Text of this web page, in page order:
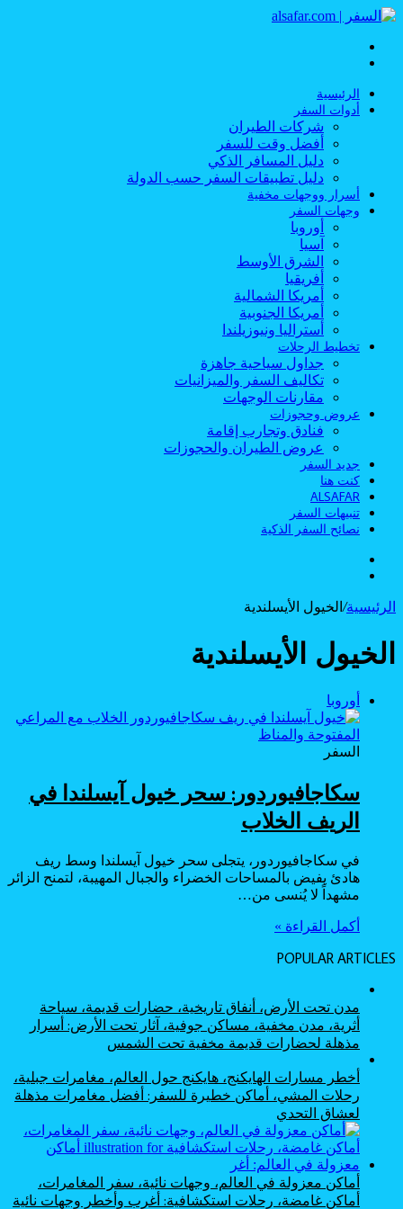
الرئيسية
أدوات السفر
شركات الطيران
أفضل وقت للسفر
دليل المسافر الذكي
دليل تطبيقات السفر حسب الدولة
أسرار ووجهات مخفية
وجهات السفر
أوروبا
آسيا
الشرق الأوسط
أفريقيا
أمريكا الشمالية
أمريكا الجنوبية
أستراليا ونيوزيلندا
تخطيط الرحلات
جداول سياحية جاهزة
تكاليف السفر والميزانيات
مقارنات الوجهات
عروض وحجوزات
فنادق وتجارب إقامة
عروض الطيران والحجوزات
جديد السفر
كنت هنا
ALSAFAR
تنبيهات السفر
نصائح السفر الذكية
الرئيسية/ الخيول الأيسلندية
الخيول الأيسلندية
أوروبا
السفر
سكاجافيوردور: سحر خيول آيسلندا في
الريف الخلاب
في سكاجافيوردور، يتجلى سحر خيول آيسلندا وسط ريف
هادئ يفيض بالمساحات الخضراء والجبال المهيبة، لتمنح الزائر
مشهداً لا يُنسى من…
أكمل القراءة »
POPULAR ARTICLES
مدن تحت الأرض، أنفاق تاريخية، حضارات قديمة، سياحة
أثرية، مدن مخفية، مساكن جوفية، آثار تحت الأرض: أسرار
مذهلة لحضارات قديمة مخفية تحت الشمس
أخطر مسارات الهايكنج، هايكنج حول العالم، مغامرات جبلية،
رحلات المشي، أماكن خطيرة للسفر: أفضل مغامرات مذهلة
لعشاق التحدي
أماكن معزولة في العالم، وجهات نائية، سفر المغامرات،
أماكن غامضة، رحلات استكشافية: أغرب وأخطر وجهات نائية